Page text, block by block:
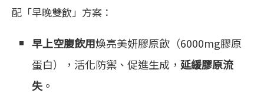
配「早晚雙飲」方案：
早上空腹飲用煥亮美妍膠原飲（6000mg膠原
蛋白），活化防禦、促進生成，延緩膠原流
失 。